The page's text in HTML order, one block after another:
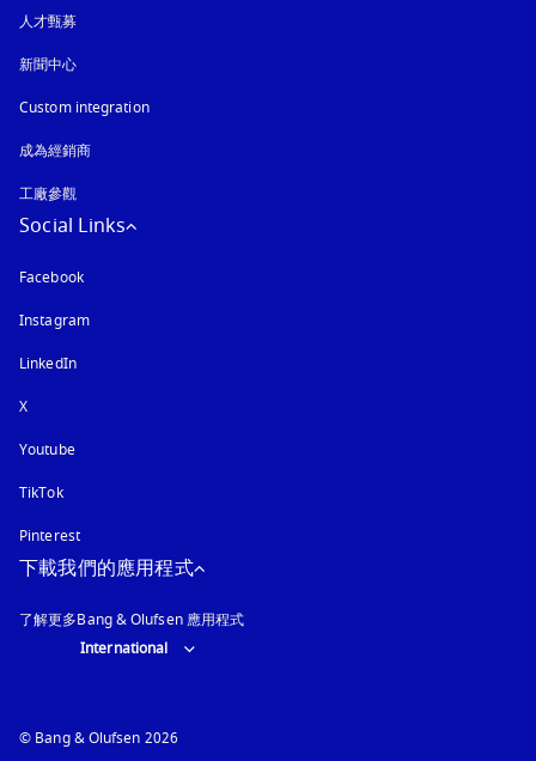
人才甄募
新聞中心
Custom integration
成為經銷商
工廠參觀
Social Links
Facebook
Instagram以新標籤頁開啟
LinkedIn
X
Youtube以新標籤頁開啟
TikTok
Pinterest
下載我們的應用程式
了解更多Bang & Olufsen 應用程式
Select country and language
International
© Bang & Olufsen 2026